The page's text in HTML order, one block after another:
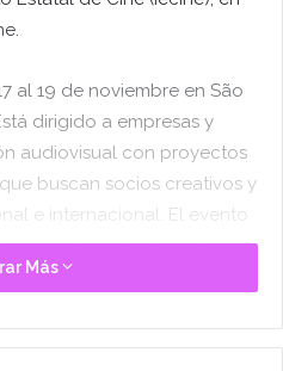
al 19 de noviembre en São
dirigido a empresas y
audiovisual con proyectos
buscan socios creativos y
e internacional. El evento
proyectos seleccionados,
conferencias abiertas al
Más